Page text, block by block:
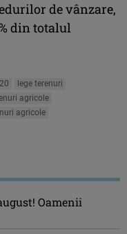
de vânzare,
din totalul
lege terenuri
agricole
agricole
Oamenii